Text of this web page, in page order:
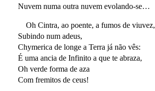
Nuvem numa outra nuvem evolando-se…
Oh Cintra, ao poente, a fumos de viuvez,
Subindo num adeus,
Chymerica de longe a Terra já não vês:
É uma ancia de Infinito a que te abraza,
Oh verde forma de aza
Com fremitos de ceus!